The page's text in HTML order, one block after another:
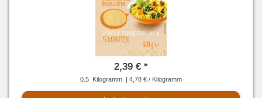
2,39 € *
0.5 Kilogramm | 4,78 € / Kilogramm